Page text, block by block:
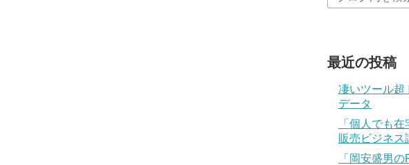
最近の投稿
凄いツール超
データ
「個人でも
販売ビジネス
「岡安盛男